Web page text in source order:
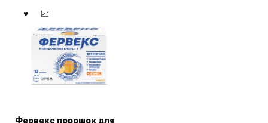
Фервекс порошок для